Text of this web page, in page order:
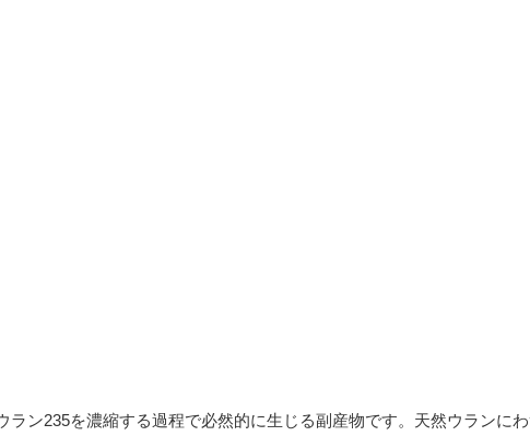
ン235を濃縮する過程で必然的に生じる副産物です。天然ウランに